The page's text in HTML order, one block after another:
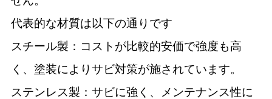
代表的な材質は以下の通りです
スチール製：コストが比較的安価で強度も高
く、塗装によりサビ対策が施されています。
ステンレス製：サビに強く、メンテナンス性に